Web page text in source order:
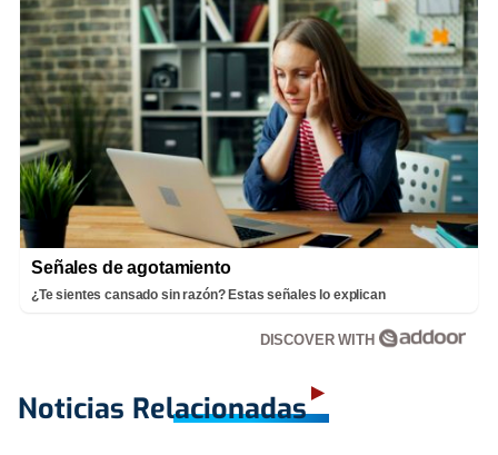
Señales de agotamiento
¿Te sientes cansado sin razón? Estas señales lo explican
DISCOVER WITH
Noticias Relacionadas